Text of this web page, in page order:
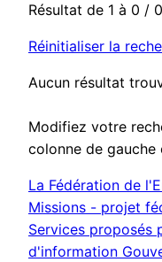
Résultat de 1 à 0 / 0
Réinitialiser la
Aucun résultat
Modifiez votre
colonne de gauche
La Fédération de
Missions - projet
Services proposés
d'information